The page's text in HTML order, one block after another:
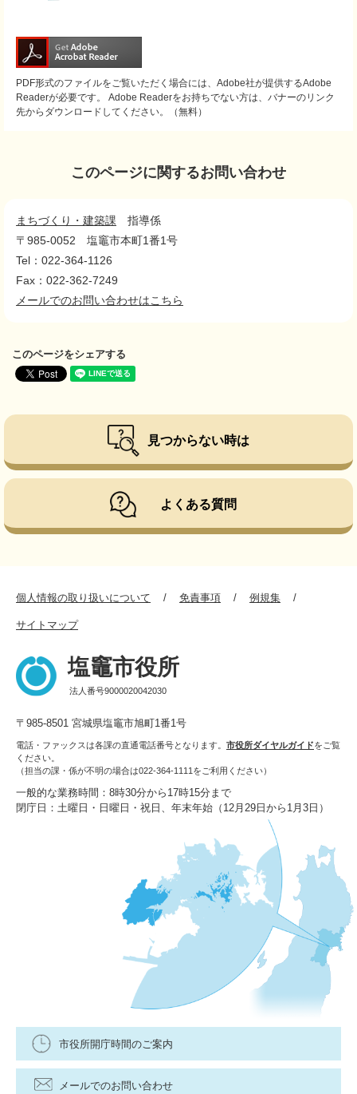
PDF形式のファイルをご覧いただく場合には、Adobe社が提供するAdobe
Readerが必要です。
Adobe Readerをお持ちでない方は、バナーのリンク
先からダウンロードしてください。（無料）
このページに関するお問い合わせ
まちづくり・建築課
指導係
〒985-0052
塩竈市本町1番1号
Tel：022-364-1126
Fax：022-362-7249
メールでのお問い合わせはこちら
このページをシェアする
見つからない時は
よくある質問
個人情報の取り扱いについて 免責事項 例規集
サイトマップ
塩竈市役所
法人番号9000020042030
〒985-8501 宮城県塩竈市旭町1番1号
電話・ファックスは各課の直通電話番号となります。 市役所ダイヤルガイドをご覧
ください。
（担当の課・係が不明の場合は022-364-1111をご利用ください）
一般的な業務時間：8時30分から17時15分まで
閉庁日：土曜日・日曜日・祝日、年末年始（12月29日から1月3日）
市役所開庁時間のご案内
メールでのお問い合わせ